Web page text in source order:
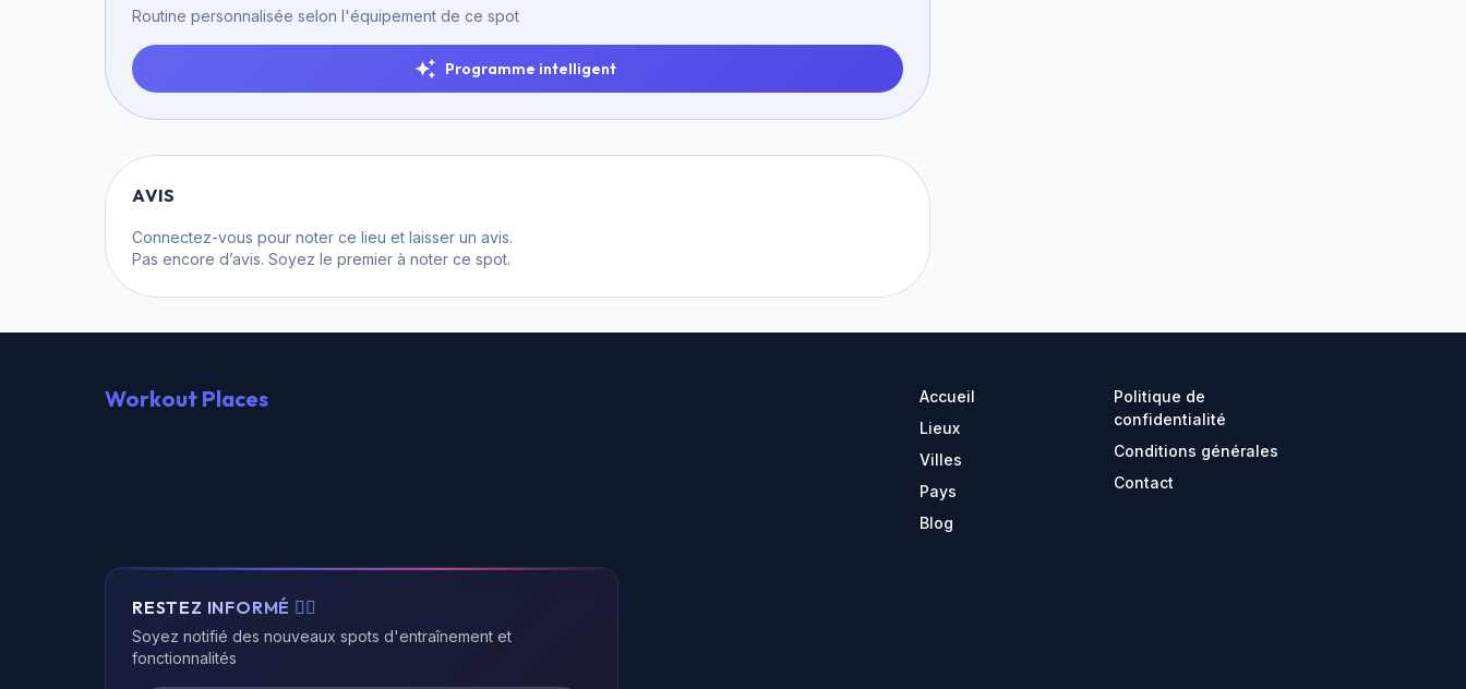
Routine personnalisée selon l'équipement de ce spot
Programme intelligent
AVIS
Connectez-vous pour noter ce lieu et laisser un avis.
Pas encore d’avis. Soyez le premier à noter ce spot.
Workout Places
Accueil
Lieux
Villes
Pays
Blog
Politique de
confidentialité
Conditions générales
Contact
RESTEZ INFORMÉ 🏃‍♂️
Soyez notifié des nouveaux spots d'entraînement et
fonctionnalités